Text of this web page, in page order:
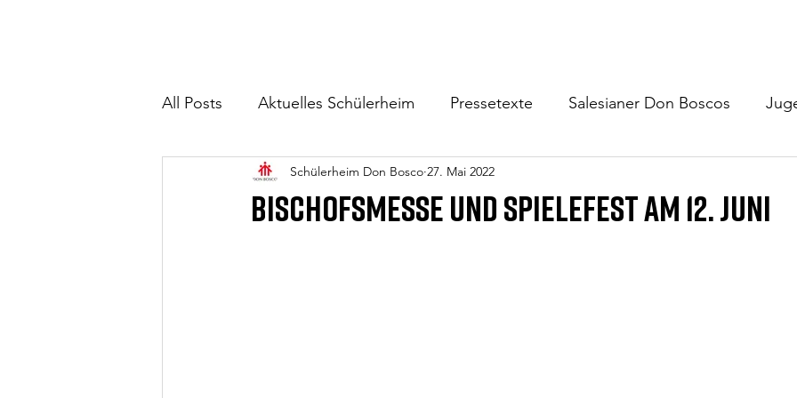
All Posts Aktuelles Schülerheim Pressetexte Salesianer Don Boscos
Bischofsmesse und Spielefest am 12. Juni
Schülerheim Don Bosco 27. Mai 2022